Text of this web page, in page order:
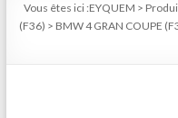
Vous êtes ici :EYQUEM >
(F36) > BMW 4 GRAN COUPE